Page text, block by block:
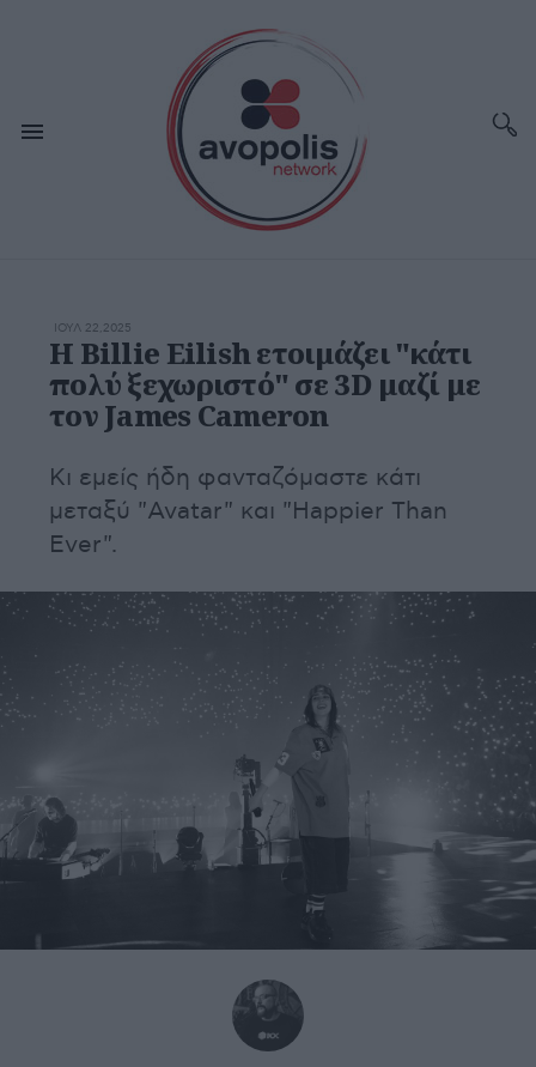
ΙΟΥΛ 22,2025
Η Billie Eilish ετοιμάζει "κάτι
πολύ ξεχωριστό" σε 3D μαζί με
τον James Cameron
Κι εμείς ήδη φανταζόμαστε κάτι
μεταξύ "Avatar" και "Happier Than
Ever".